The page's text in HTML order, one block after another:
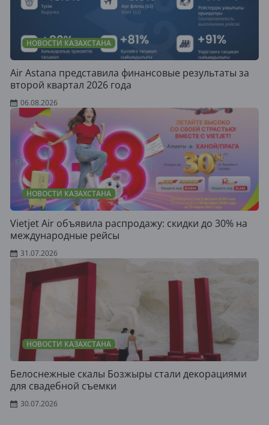
НОВОСТИ КАЗАХСТАНА
Air Astana представила финансовые результаты за
второй квартал 2026 года
06.08.2026
НОВОСТИ КАЗАХСТАНА
Vietjet Air объявила распродажу: скидки до 30% на
международные рейсы
31.07.2026
НОВОСТИ КАЗАХСТАНА
Белоснежные скалы Бозжыры стали декорациями
для свадебной съемки
30.07.2026